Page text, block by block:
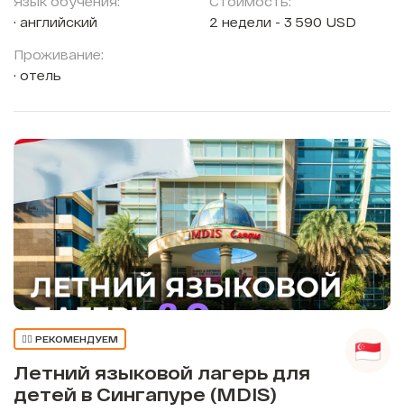
английский
Проживание:
отель
2 недели - 3 590 USD
👍🏼 РЕКОМЕНДУЕМ
Летний языковой лагерь для
детей в Сингапуре (MDIS)